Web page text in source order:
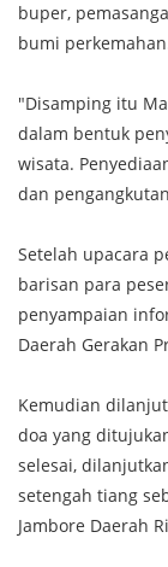
buper,
bumi
"Disamping itu
dalam bentuk
wisata.
dan
Setelah upacara
barisan para
penyampaian
Daerah Gerakan
Kemudian
doa yang
selesai,
setengah tiang
Jambore Daerah